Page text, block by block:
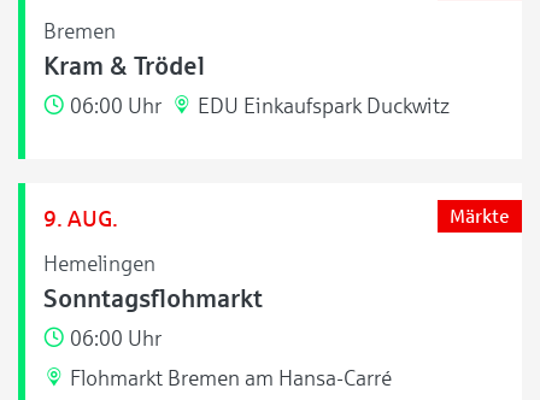
Bremen
Kram & Trödel
06:00 Uhr EDU Einkaufspark Duckwitz
9. AUG.
Hemelingen
Märkte
Sonntagsflohmarkt
06:00 Uhr
Flohmarkt Bremen am Hansa-Carré